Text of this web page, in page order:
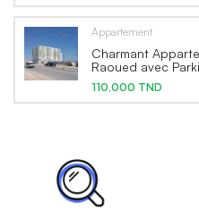
Appartement
Charmant
Raoued avec
110,000 TND